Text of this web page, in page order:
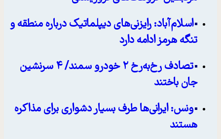
اسلام‌آباد: رایزنی‌های دیپلماتیک درباره منطقه و
تنگه هرمز ادامه دارد
تصادف رخ‌به‌رخ ۲ خودرو سمند/ ۴ سرنشین
جان باختند
ونس: ایرانی‌ها طرف بسیار دشواری برای مذاکره
هستند